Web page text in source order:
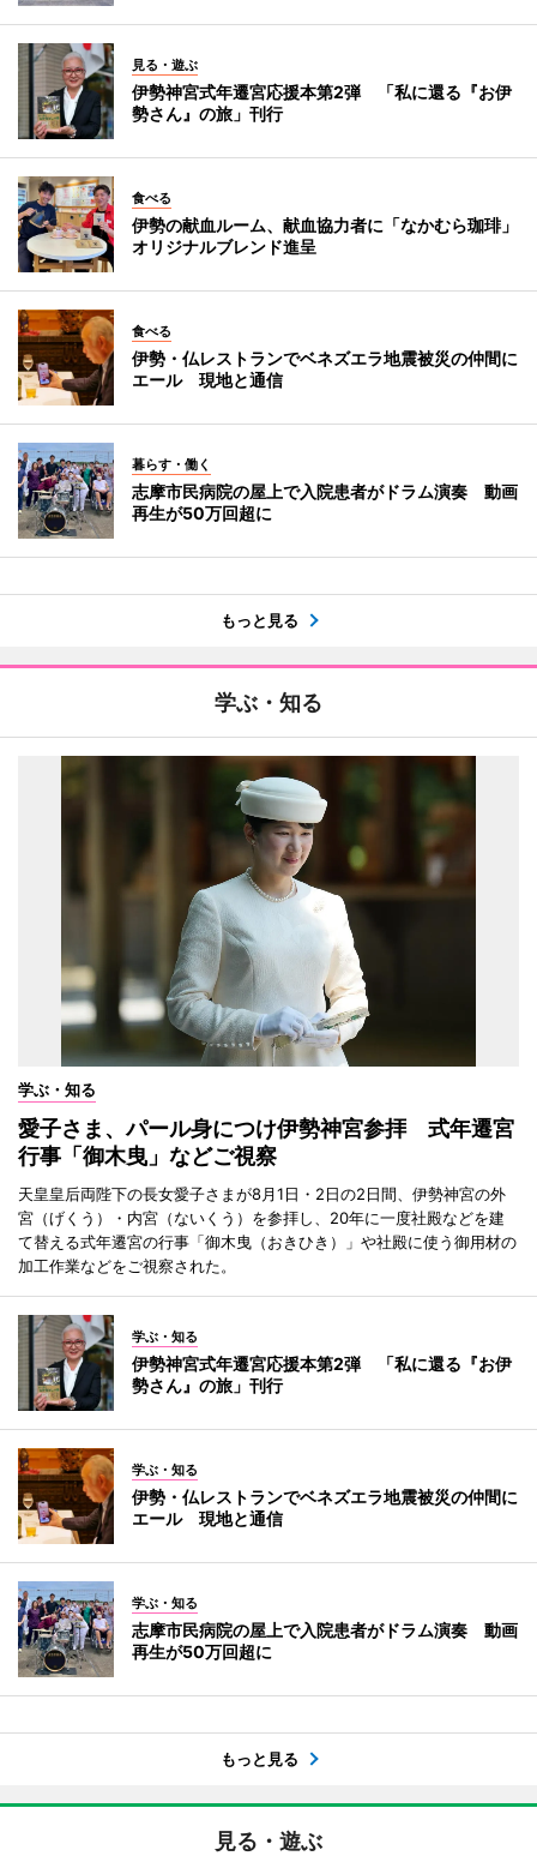
見る・遊ぶ
伊勢神宮式年遷宮応援本第2弾 「私に還る『お伊
勢さん』の旅」刊行
食べる
伊勢の献血ルーム、献血協力者に「なかむら珈琲」
オリジナルブレンド進呈
食べる
伊勢・仏レストランでベネズエラ地震被災の仲間に
エール 現地と通信
暮らす・働く
志摩市民病院の屋上で入院患者がドラム演奏 動画
再生が50万回超に
もっと見る
学ぶ・知る
学ぶ・知る
愛子さま、パール身につけ伊勢神宮参拝 式年遷宮
行事「御木曳」などご視察
天皇皇后両陛下の長女愛子さまが8月1日・2日の2日間、伊勢神宮の外
宮（げくう）・内宮（ないくう）を参拝し、20年に一度社殿などを建
て替える式年遷宮の行事「御木曳（おきひき）」や社殿に使う御用材の
加工作業などをご視察された。
学ぶ・知る
伊勢神宮式年遷宮応援本第2弾 「私に還る『お伊
勢さん』の旅」刊行
学ぶ・知る
伊勢・仏レストランでベネズエラ地震被災の仲間に
エール 現地と通信
学ぶ・知る
志摩市民病院の屋上で入院患者がドラム演奏 動画
再生が50万回超に
もっと見る
見る・遊ぶ